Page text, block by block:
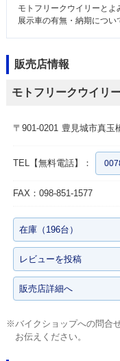
モトフリークウイリーとよ
展示車の有無・納期につい
販売店情報
モトフリークウイリ
〒901-0201 豊見城市真玉
TEL【無料電話】：
FAX：098-851-1577
在庫（196台）
レビューを投稿
販売店詳細へ
※バイクショップへの問合
お伝えください。